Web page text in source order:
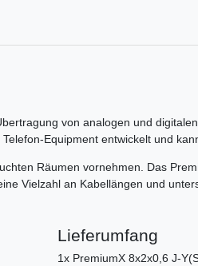
von analogen und
Equipment entwickelt und
Räumen vornehmen. Das
Vielzahl an Kabellängen und
Lieferumfang
1x PremiumX 8x2x0,6 J-